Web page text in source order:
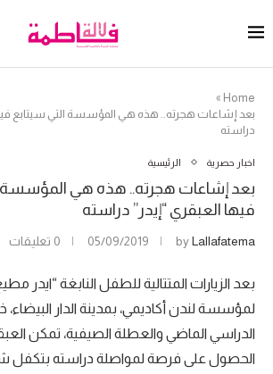
Home
»
بعد إشاعات هجرته.. هذه هي المؤسسة التي سيتابع
دراسته
اخبار حصرية الرئيسية
بعد إشاعات هجرته.. هذه هي المؤسسة
فيها العبقري “إيدر” دراسته
byLallafatema
05/09/2019 0 تعليقات
بعد الزيارات المتتالية للطفل النابغة “ايدر
لمؤسسة لندن أكاديمي، بمدينة الدار
الدراسي الماضي والعطلة الصيفية، تمكن
الحصول على فرصة لمواصلة دراسته